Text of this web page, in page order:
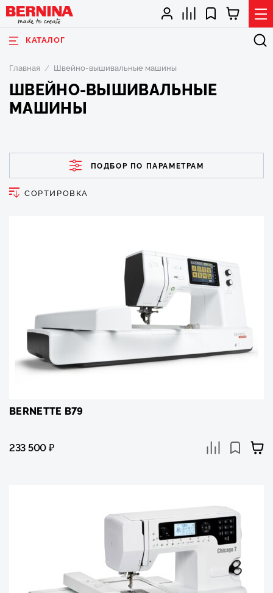
КАТАЛОГ
Главная Швейно-вышивальные машины
ШВЕЙНО-ВЫШИВАЛЬНЫЕ
МАШИНЫ
ПОДБОР ПО ПАРАМЕТРАМ
СОРТИРОВКА
BERNETTE B79
233 500₽